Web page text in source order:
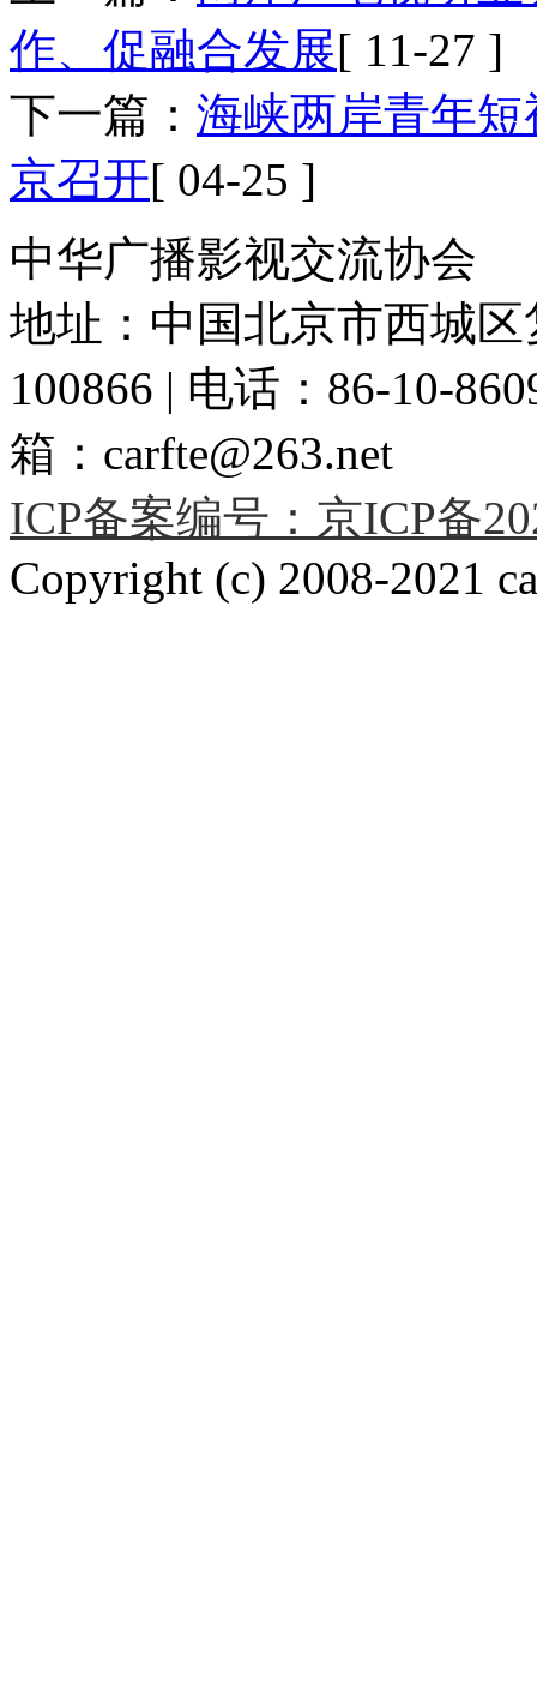
作、促融合发展[ 11-27 ]
下一篇： 海峡两岸青年
京召开[ 04-25 ]
中华广播影视交流协会
地址：中国北京市西城
100866 | 电话：86-10-
箱：carfte@263.net
ICP备案编号：京ICP备
Copyright (c) 2008-2021